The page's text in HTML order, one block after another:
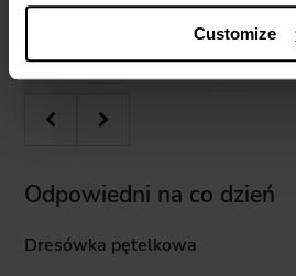
Customize
Odpowiedni na co dzień
Dresówka pętelkowa